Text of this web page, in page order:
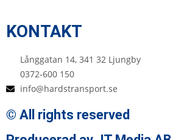
KONTAKT
Långgatan 14, 341 32 Ljungby
0372-600 150
info@hardstransport.se
© All rights reserved